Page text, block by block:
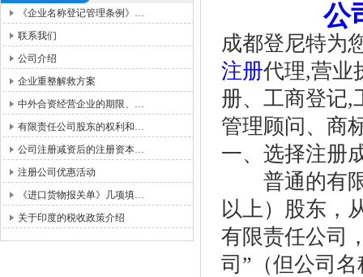
《企业名称登记管理条例》…
联系我们
公司介绍
企业重整解救方案
中外合资经营企业的期限、…
有限责任公司股东的权利和…
公司注册减资后的注册资本…
注册公司优惠活动
《进口货物报关单》几项填…
关于印度的税收政策介绍
公
成都登尼特为
注册代理,营业
册、工商登记,
管理顾问、商
一、选择注册
普通的有限
以上）股东，
有限责任公司
司”（但公司